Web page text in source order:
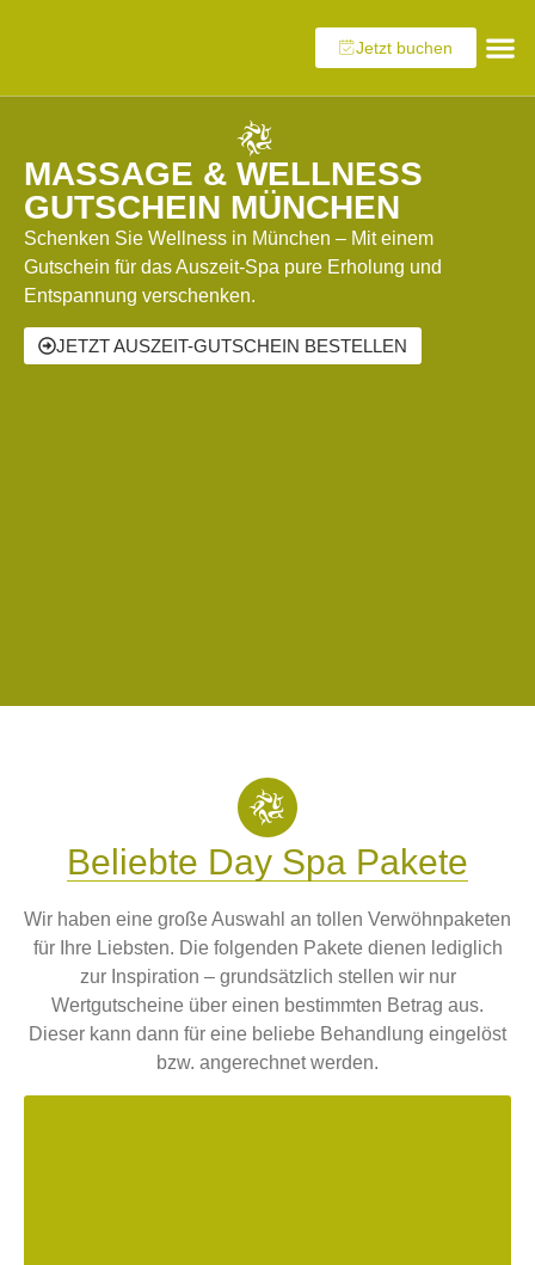
Jetzt buchen
MASSAGE & WELLNESS
GUTSCHEIN MÜNCHEN
Schenken Sie Wellness in München – Mit einem
Gutschein für das Auszeit-Spa pure Erholung und
Entspannung verschenken.
JETZT AUSZEIT-GUTSCHEIN BESTELLEN
Beliebte Day Spa Pakete
Wir haben eine große Auswahl an tollen Verwöhnpaketen
für Ihre Liebsten. Die folgenden Pakete dienen lediglich
zur Inspiration – grundsätzlich stellen wir nur
Wertgutscheine über einen bestimmten Betrag aus.
Dieser kann dann für eine beliebe Behandlung eingelöst
bzw. angerechnet werden.